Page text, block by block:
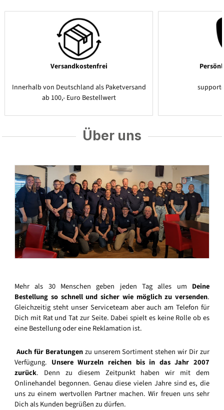
Versandkostenfrei
Innerhalb von Deutschland als Paketversand
ab 100,- Euro Bestellwert
Über uns
Mehr als 30 Menschen geben jeden Tag alles um Deine
Bestellung so schnell und sicher wie möglich zu versenden.
Gleichzeitig steht unser Serviceteam aber auch am Telefon für
Dich mit Rat und Tat zur Seite. Dabei spielt es keine Rolle ob es
eine Bestellung oder eine Reklamation ist.
Auch für Beratungenzu unserem Sortiment stehen wir Dir zur
Verfügung. Unsere Wurzeln reichen bis in das Jahr 2007
zurück. Denn zu diesem Zeitpunkt haben wir mit dem
Onlinehandel begonnen. Genau diese vielen Jahre sind es, die
uns zu einem wertvollen Partner machen. Wir freuen uns sehr
Dich als Kunden begrüßen zu dürfen.